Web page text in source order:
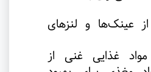
عینک‌ها و لنزهای
غذایی غنی از